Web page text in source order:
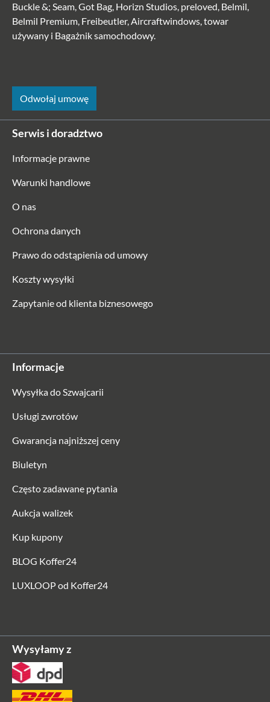
Buckle &; Seam, Got Bag, Horizn Studios, preloved, Belmil,
Belmil Premium, Freibeutler, Aircraftwindows, towar
używany i Bagażnik samochodowy.
Odwołaj umowę
Serwis i doradztwo
Informacje prawne
Warunki handlowe
O nas
Ochrona danych
Prawo do odstąpienia od umowy
Koszty wysyłki
Zapytanie od klienta biznesowego
Informacje
Wysyłka do Szwajcarii
Usługi zwrotów
Gwarancja najniższej ceny
Biuletyn
Często zadawane pytania
Aukcja walizek
Kup kupony
BLOG Koffer24
LUXLOOP od Koffer24
Wysyłamy z